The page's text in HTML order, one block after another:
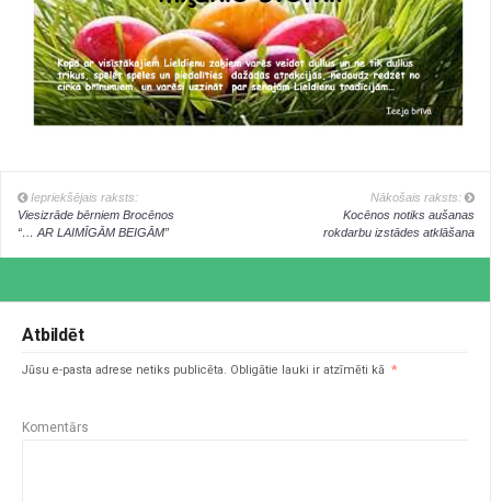
Iepriekšējais raksts:
Viesizrāde bērniem Brocēnos
“… AR LAIMĪGĀM BEIGĀM”
Nākošais raksts:
Kocēnos notiks aušanas
rokdarbu izstādes atklāšana
Atbildēt
Jūsu e-pasta adrese netiks publicēta. Obligātie lauki ir atzīmēti kā *
Komentārs